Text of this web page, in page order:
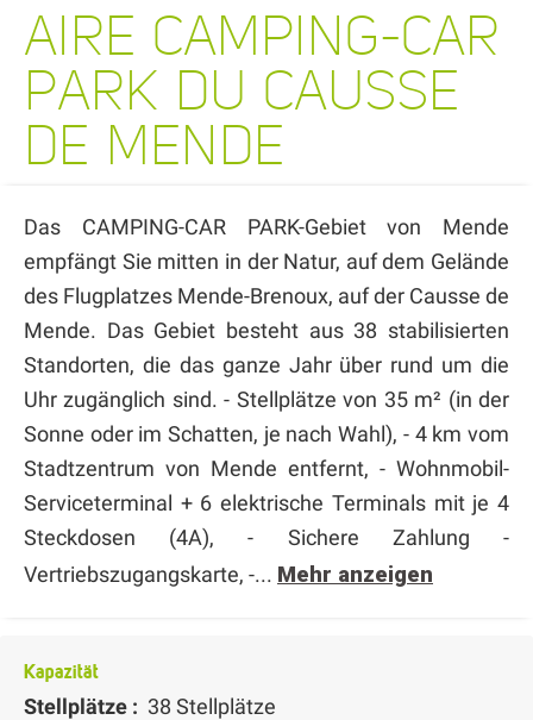
AIRE CAMPING-CAR
PARK DU CAUSSE
DE MENDE
Das CAMPING-CAR PARK-Gebiet von Mende
empfängt Sie mitten in der Natur, auf dem Gelände
des Flugplatzes Mende-Brenoux, auf der Causse de
Mende. Das Gebiet besteht aus 38 stabilisierten
Standorten, die das ganze Jahr über rund um die
Uhr zugänglich sind. - Stellplätze von 35 m² (in der
Sonne oder im Schatten, je nach Wahl), - 4 km vom
Stadtzentrum von Mende entfernt, - Wohnmobil-
Serviceterminal + 6 elektrische Terminals mit je 4
Steckdosen (4A), - Sichere Zahlung -
Vertriebszugangskarte, -... Mehr anzeigen
Kapazität
Stellplätze : 38 Stellplätze